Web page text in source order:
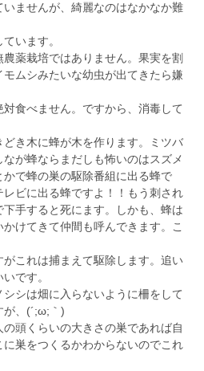
ませんが、綺麗なのはなかなか難
います。
薬栽培ではありません。果実を割
ムシみたいな幼虫が出てきたら嫌
食べません。ですから、消毒して
き木に蜂が木を作ります。ミツバ
が蜂ならまだしも怖いのはスズメ
で蜂の巣の駆除番組に出る蜂で
ビに出る蜂ですよ！！もう刺され
手すると死にます。しかも、蜂は
けてきて仲間も呼んできます。こ
これは捕まえて駆除します。追い
です。
シは畑に入らないように柵をして
が、(´;ω;｀)
頭くらいの大きさの巣であれば自
巣をつくるかわからないのでこれ